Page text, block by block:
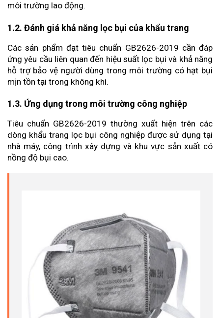
môi trường lao động.
1.2. Đánh giá khả năng lọc bụi của khẩu trang
Các sản phẩm đạt tiêu chuẩn GB2626-2019 cần đáp
ứng yêu cầu liên quan đến hiệu suất lọc bụi và khả năng
hỗ trợ bảo vệ người dùng trong môi trường có hạt bụi
mịn tồn tại trong không khí.
1.3. Ứng dụng trong môi trường công nghiệp
Tiêu chuẩn GB2626-2019 thường xuất hiện trên các
dòng khẩu trang lọc bụi công nghiệp được sử dụng tại
nhà máy, công trình xây dựng và khu vực sản xuất có
nồng độ bụi cao.